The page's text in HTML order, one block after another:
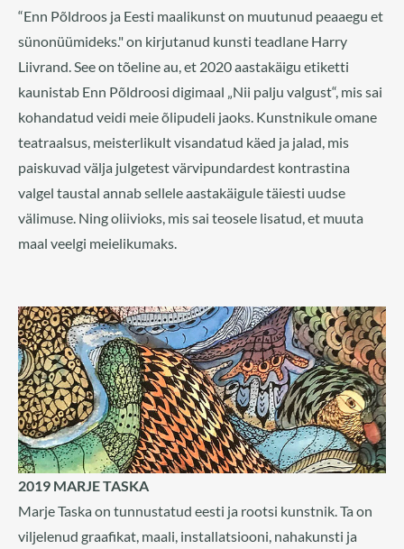
“Enn Põldroos ja Eesti maalikunst on muutunud peaaegu et
sünonüümideks." on kirjutanud kunsti teadlane Harry
Liivrand. See on tõeline au, et 2020 aastakäigu etiketti
kaunistab Enn Põldroosi digimaal „Nii palju valgust“, mis sai
kohandatud veidi meie õlipudeli jaoks. Kunstnikule omane
teatraalsus, meisterlikult visandatud käed ja jalad, mis
paiskuvad välja julgetest värvipundardest kontrastina
valgel taustal annab sellele aastakäigule täiesti uudse
välimuse. Ning oliivioks, mis sai teosele lisatud, et muuta
maal veelgi meielikumaks.
2019 MARJE TASKA
Marje Taska on tunnustatud eesti ja rootsi kunstnik. Ta on
viljelenud graafikat, maali, installatsiooni, nahakunsti ja